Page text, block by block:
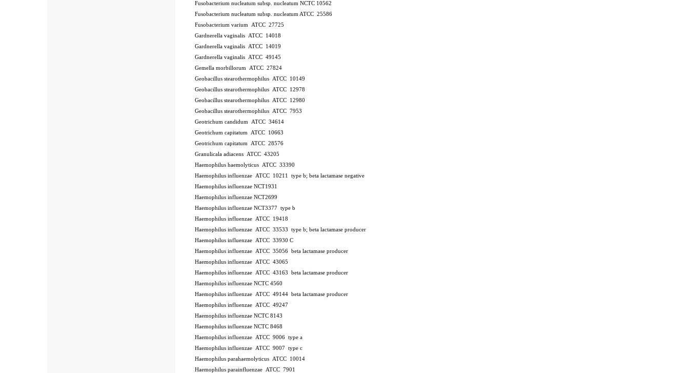
Fusobacterium nucleatum subsp. nucleatum NCTC 10562
Fusobacterium nucleatum subsp. nucleatum ATCC 25586
Fusobacterium varium ATCC 27725
Gardnerella vaginalis ATCC 14018
Gardnerella vaginalis ATCC 14019
Gardnerella vaginalis ATCC 49145
Gemella morbillorum ATCC 27824
Geobacillus stearothermophilus ATCC 10149
Geobacillus stearothermophilus ATCC 12978
Geobacillus stearothermophilus ATCC 12980
Geobacillus stearothermophilus ATCC 7953
Geotrichum candidum ATCC 34614
Geotrichum capitatum ATCC 10663
Geotrichum capitatum ATCC 28576
Granulicala adiacens ATCC 43205
Haemophilus haemolyticus ATCC 33390
Haemophilus influenzae ATCC 10211
type b; beta lactamase negative
Haemophilus influenzae NCT1931
Haemophilus influenzae NCT2699
Haemophilus influenzae NCT3377 type b
Haemophilus influenzae ATCC 19418
Haemophilus influenzae ATCC 33533
type b; beta lactamase producer
Haemophilus influenzae ATCC 33930 C
Haemophilus influenzae ATCC 35056 beta lactamase producer
Haemophilus influenzae ATCC 43065
Haemophilus influenzae ATCC 43163
beta lactamase producer
Haemophilus influenzae NCTC 4560
Haemophilus influenzae ATCC 49144 beta lactamase producer
Haemophilus influenzae ATCC 49247
Haemophilus influenzae NCTC 8143
Haemophilus influenzae NCTC 8468
Haemophilus influenzae ATCC 9006 type a
Haemophilus influenzae ATCC 9007 type c
Haemophilus parahaemolyticus ATCC 10014
Haemophilus parainfluenzae ATCC 7901